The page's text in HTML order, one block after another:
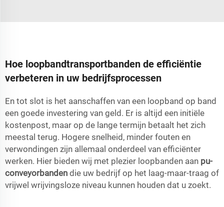
Hoe loopbandtransportbanden de efficiëntie
verbeteren in uw bedrijfsprocessen
En tot slot is het aanschaffen van een loopband op band
een goede investering van geld. Er is altijd een initiële
kostenpost, maar op de lange termijn betaalt het zich
meestal terug. Hogere snelheid, minder fouten en
verwondingen zijn allemaal onderdeel van efficiënter
werken. Hier bieden wij met plezier loopbanden aan pu-
conveyorbanden die uw bedrijf op het laag-maar-traag of
vrijwel wrijvingsloze niveau kunnen houden dat u zoekt.